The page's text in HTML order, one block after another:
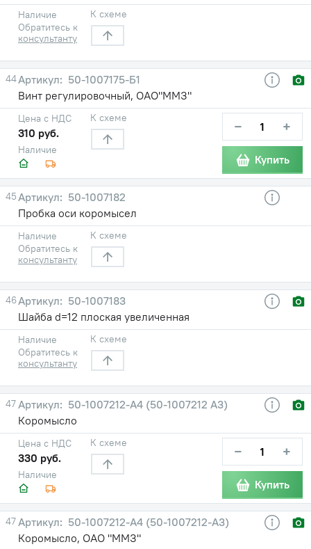
Наличие
Обратитесь к
консультанту
К схеме
44
50-1007175-Б1
Винт регулировочный, ОАО"ММЗ"
Наличие
Цена с НДС
310 руб.
К схеме − +
Купить
45
50-1007182
Пробка оси коромысел
Наличие
Обратитесь к
консультанту
К схеме
46
50-1007183
Шайба d=12 плоская увеличенная
Наличие
Обратитесь к
консультанту
К схеме
47
50-1007212-А4 (50-1007212 А3)
Коромысло
Наличие
Цена с НДС
330 руб.
К схеме − +
Купить
47
50-1007212-А4 (50-1007212-А3)
Коромысло, ОАО "ММЗ"